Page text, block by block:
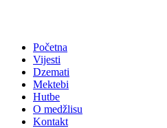
Početna
Vijesti
Dzemati
Mektebi
Hutbe
O medžlisu
Kontakt